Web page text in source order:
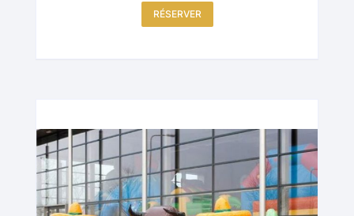
RÉSERVER